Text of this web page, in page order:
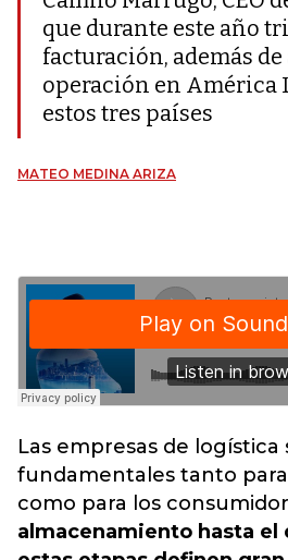
que durante este año
facturación, además
operación en América
estos tres países
MATEO MEDINA ARIZA
Las empresas de logística
fundamentales tanto
como para los
almacenamiento hasta el